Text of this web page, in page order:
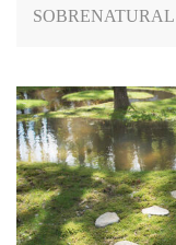
SOBRENATURAL